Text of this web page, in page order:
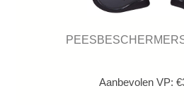
Aanbevolen VP: